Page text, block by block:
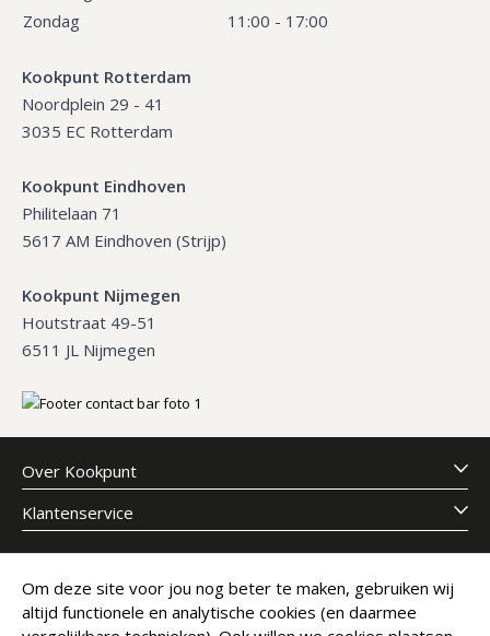
Zondag
11:00 - 17:00
Kookpunt Rotterdam
Noordplein 29 - 41
3035 EC Rotterdam
Kookpunt Eindhoven
Philitelaan 71
5617 AM Eindhoven (Strijp)
Kookpunt Nijmegen
Houtstraat 49-51
6511 JL Nijmegen
Over Kookpunt
Klantenservice
Meld je aan voor onze nieuwsbrief
E-mailadres
Abonneer
Om deze site voor jou nog beter te maken, gebruiken wij
altijd functionele en analytische cookies (en daarmee